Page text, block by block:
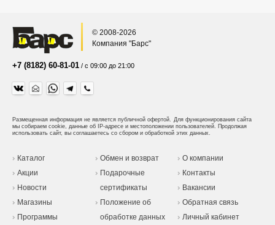
© 2008-2026
Компания "Барс"
+7 (8182) 60-81-01 / с 09:00 до 21:00
Размещенная информация не является публичной офертой. Для функционирования сайта
мы собираем cookie, данные об IP-адресе и местоположении пользователей. Продолжая
использовать сайт, вы соглашаетесь со сбором и обработкой этих данных.
Каталог
Акции
Новости
Магазины
Программы
Обмен и возврат
Подарочные
сертификаты
Положение об
обработке данных
О компании
Контакты
Вакансии
Обратная связь
Личный кабинет